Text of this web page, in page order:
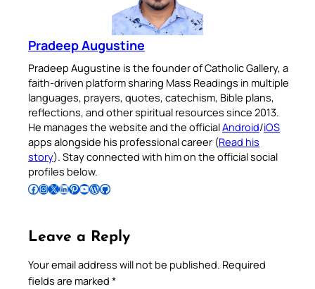
Pradeep Augustine
Pradeep Augustine is the founder of Catholic Gallery, a
faith-driven platform sharing Mass Readings in multiple
languages, prayers, quotes, catechism, Bible plans,
reflections, and other spiritual resources since 2013.
He manages the website and the officialAndroid/iOS
apps alongside his professional career (Read his
story). Stay connected with him on the official social
profiles below.
Follow Pradeep on Facebook Follow Pradeep on InstagramFollow Pradeep on X Follow Pradeep on LinkedIn Follow Pradeep on Pinterest Subscribe to Pradeep’s Youtube Channel Follow Pradeep on WordPress Follow Pradeep on GitHub
Leave a Reply
Your email address will not be published. Required
fields are marked *